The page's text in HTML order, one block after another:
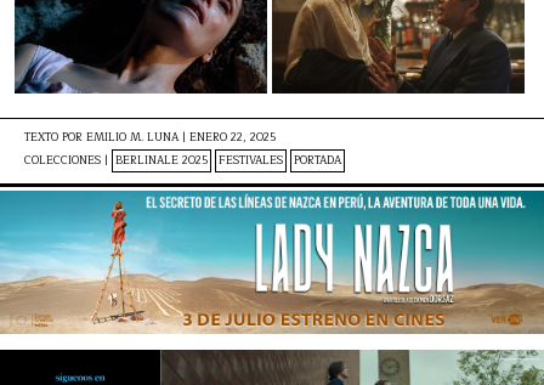
TEXTO POR EMILIO M. LUNA | ENERO 22, 2025
COLECCIONES | BERLINALE 2025 FESTIVALES PORTADA